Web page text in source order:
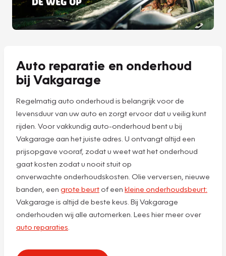
Auto reparatie en onderhoud
bij Vakgarage
Regelmatig auto onderhoud is belangrijk voor de
levensduur van uw auto en zorgt ervoor dat u veilig kunt
rijden. Voor vakkundig auto-onderhoud bent u bij
Vakgarage aan het juiste adres. U ontvangt altijd een
prijsopgave vooraf, zodat u weet wat het onderhoud
gaat kosten zodat u nooit stuit op
onverwachte onderhoudskosten. Olie verversen, nieuwe
banden, een grote beurtof een kleine onderhoudsbeurt:
Vakgarage is altijd de beste keus. Bij Vakgarage
onderhouden wij alle automerken. Lees hier meer over
auto reparaties